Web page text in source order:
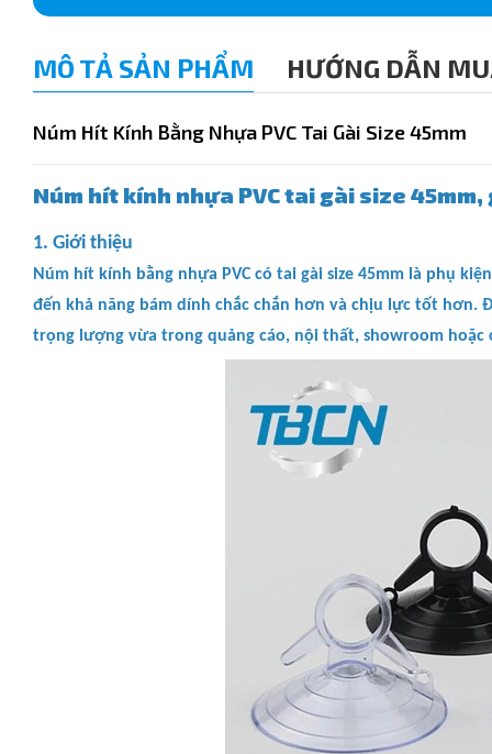
MÔ TẢ SẢN PHẨM HƯỚNG DẪN
Núm Hít Kính Bằng Nhựa PVC Tai Gài Size 45mm
Núm hít kính nhựa PVC tai gài size
1. Giới thiệu
Núm hít kính bằng nhựa PVC có tai gài size 45mm là phụ
đến khả năng bám dính chắc chắn hơn và chịu lực tốt hơn.
trọng lượng vừa trong quảng cáo, nội thất, showroom hoặc